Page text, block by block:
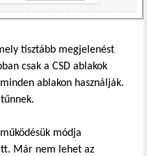
tisztább megjelenést
csak a CSD ablakok
ablakon használják.
módja
Már nem lehet az